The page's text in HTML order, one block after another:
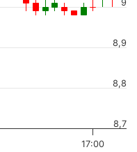
17:00
8,7
8,8
8,9
9